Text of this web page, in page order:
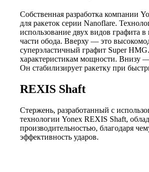
Собственная разработка компании
для ракеток серии Nanoflare.
использование двух видов графита
части обода. Вверху — это
суперэластичный графит Super
характеристикам мощности. Внизу
Он стабилизирует ракетку при
REXIS Shaft
Стержень, разработанный с
технологии Yonex REXIS Shaft,
производительностью, благодаря
эффективность ударов.